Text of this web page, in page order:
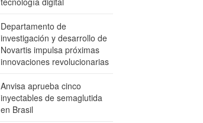
Departamento de
investigación y desarrollo de
Novartis impulsa próximas
innovaciones revolucionarias
Anvisa aprueba cinco
inyectables de semaglutida
en Brasil